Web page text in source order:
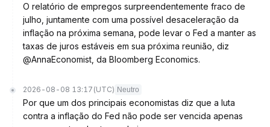
O relatório de empregos surpreendentemente fraco de
julho, juntamente com uma possível desaceleração da
inflação na próxima semana, pode levar o Fed a manter as
taxas de juros estáveis em sua próxima reunião, diz
@AnnaEconomist, da Bloomberg Economics.
2026-08-08 13:17 (UTC) Neutro
Por que um dos principais economistas diz que a luta
contra a inflação do Fed não pode ser vencida apenas